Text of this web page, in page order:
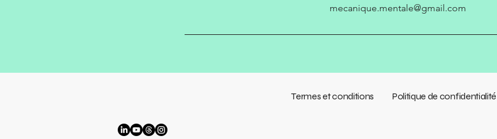
mecanique.mentale@gmail.com
Termes et conditions Politique de confidentialité